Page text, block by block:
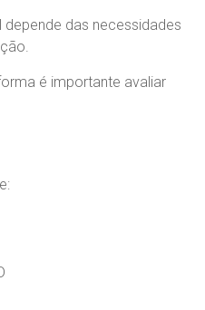
das necessidades
é importante avaliar